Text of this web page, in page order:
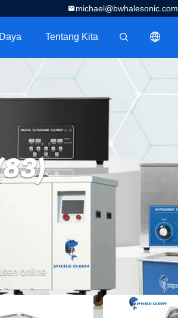
michael@bwhalesonic.com
描述
Tentang Kita
online